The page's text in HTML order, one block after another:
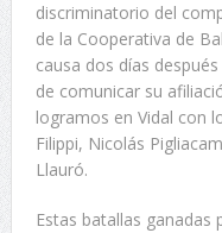
discriminatorio del
de la Cooperativa de
causa dos días después
de comunicar su
logramos en Vidal con
Filippi, Nicolás
Llauró.
Estas batallas ganadas